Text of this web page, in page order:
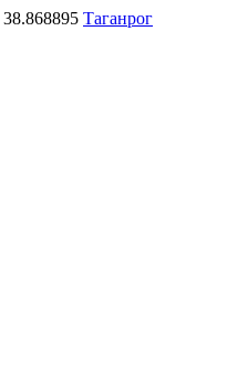
38.868895 Таганрог